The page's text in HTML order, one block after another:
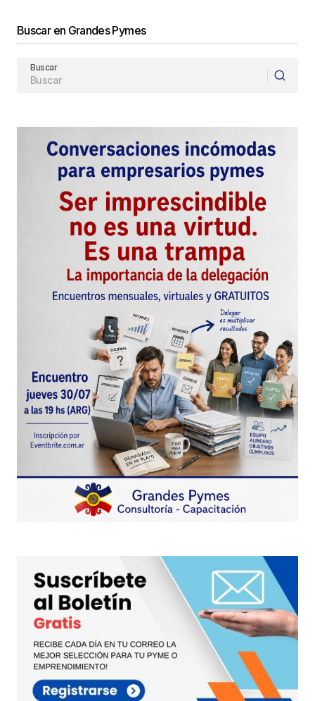
Buscar en Grandes Pymes
Buscar